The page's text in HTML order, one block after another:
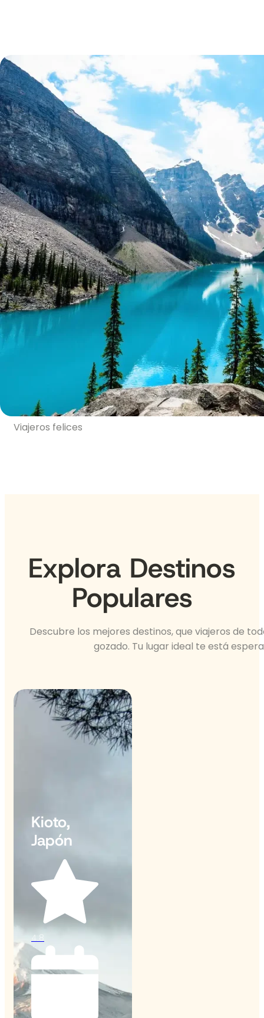
Donde grandes
historias se
empiezan a
escribir
Tu aventura inicia aquí. Explora destinos, encuentra
inspiración, y descubre experiencias viajeras
personalizadas que hagan cada momento, uno
inolvidable.
+ %
Satisfacción
Viajeros felices
Explora Destinos
Populares
Descubre los mejores destinos, que viajeros de
gozado. Tu lugar ideal te está
Kioto,
Japón
4.8